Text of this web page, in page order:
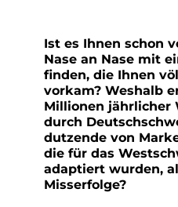
Ist es Ihnen schon
Nase an Nase mit
finden, die Ihnen
vorkam? Weshalb
Millionen jährlicher
durch
dutzende von
die für das
adaptiert wurden,
Misserfolge?